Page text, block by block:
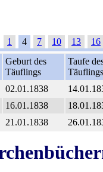
1 4 7 10 13
16
Geburt des
Täuflings
Taufe
Täuflings
02.01.1838
16.01.1838
21.01.1838